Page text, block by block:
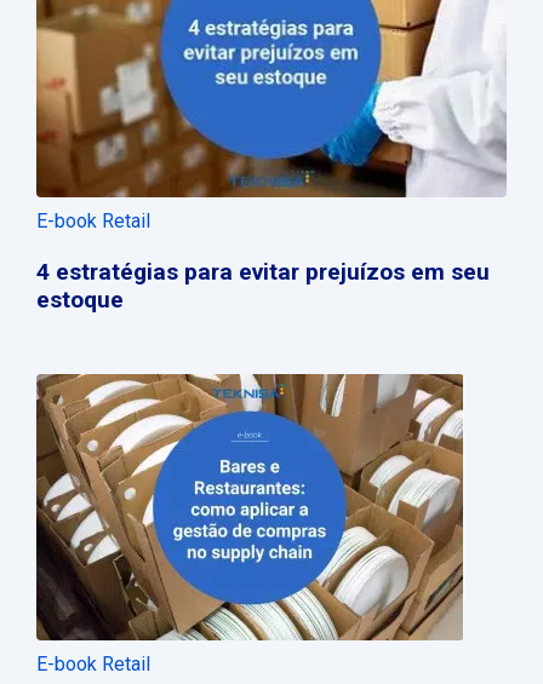
E-book Retail
4 estratégias para evitar prejuízos em seu
estoque
E-book Retail